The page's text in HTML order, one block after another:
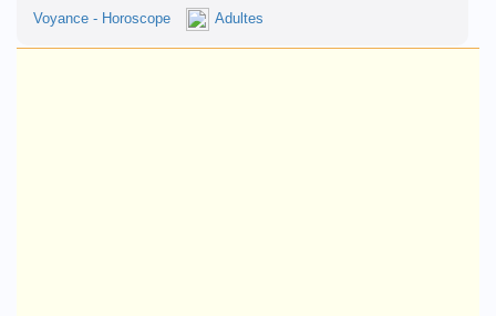
Voyance - Horoscope Adultes